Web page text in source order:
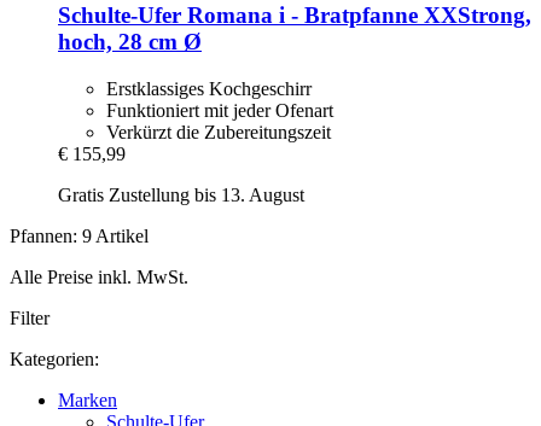
Schulte-Ufer Romana i -​ Bratpfanne XXStrong,
hoch, 28 cm Ø
Erstklassiges Kochgeschirr
Funktioniert mit jeder Ofenart
Verkürzt die Zubereitungszeit
€ 155,99
Gratis Zustellung bis 13. August
Pfannen: 9 Artikel
Alle Preise inkl. MwSt.
Filter
Kategorien:
Marken
Schulte-Ufer